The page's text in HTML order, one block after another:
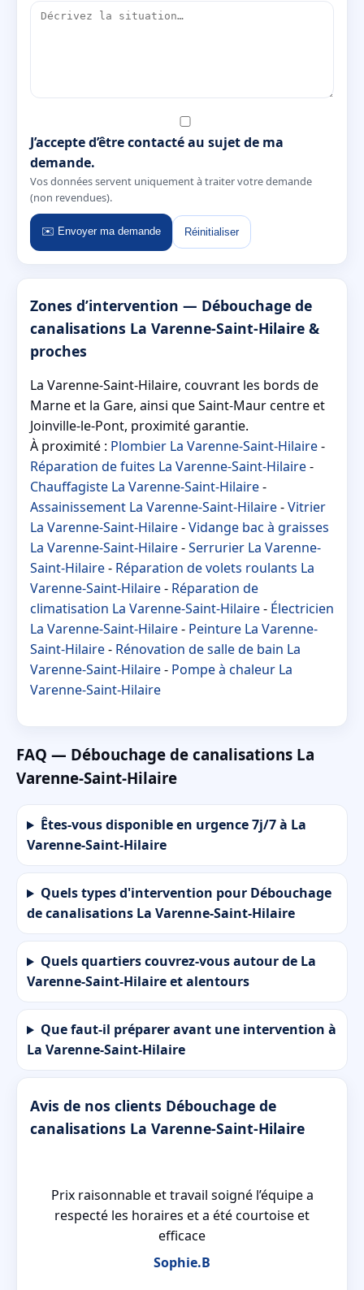
J’accepte d’être contacté au sujet de ma
demande.
Vos données servent uniquement à traiter votre demande
(non revendues).
✉️ Envoyer ma demande Réinitialiser
Zones d’intervention — Débouchage de
canalisations La Varenne-Saint-Hilaire &
proches
La Varenne-Saint-Hilaire, couvrant les bords de
Marne et la Gare, ainsi que Saint-Maur centre et
Joinville-le-Pont, proximité garantie.
À proximité : Plombier La Varenne-Saint-Hilaire-
Réparation de fuites La Varenne-Saint-Hilaire-
Chauffagiste La Varenne-Saint-Hilaire-
Assainissement La Varenne-Saint-Hilaire-Vitrier
La Varenne-Saint-Hilaire-Vidange bac à graisses
La Varenne-Saint-Hilaire-Serrurier La Varenne-
Saint-Hilaire- Réparation de volets roulants La
Varenne-Saint-Hilaire- Réparation de
climatisation La Varenne-Saint-Hilaire- Électricien
La Varenne-Saint-Hilaire- Peinture La Varenne-
Saint-Hilaire- Rénovation de salle de bain La
Varenne-Saint-Hilaire- Pompe à chaleur La
Varenne-Saint-Hilaire
FAQ — Débouchage de canalisations La
Varenne-Saint-Hilaire
Êtes-vous disponible en urgence 7j/7 à La
Varenne-Saint-Hilaire
Quels types d'intervention pour Débouchage
de canalisations La Varenne-Saint-Hilaire
Quels quartiers couvrez-vous autour de La
Varenne-Saint-Hilaire et alentours
Que faut-il préparer avant une intervention à
La Varenne-Saint-Hilaire
Avis de nos clients Débouchage de
canalisations La Varenne-Saint-Hilaire
Prix raisonnable et travail soigné l’équipe a
respecté les horaires et a été courtoise et
efficace
Sophie.B